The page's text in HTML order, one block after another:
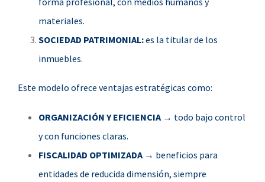
materiales.
SOCIEDAD PATRIMONIAL:es la titular de los
inmuebles.
Este modelo ofrece ventajas estratégicas como:
ORGANIZACIÓN Y EFICIENCIA → todo bajo control
y con funciones claras.
FISCALIDAD OPTIMIZADA → beneficios para
entidades de reducida dimensión, siempre